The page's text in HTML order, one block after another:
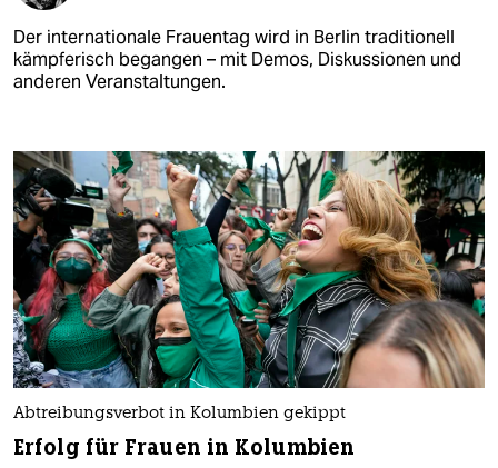
Der internationale Frauentag wird in Berlin traditionell
kämpferisch begangen – mit Demos, Diskussionen und
anderen Veranstaltungen.
Abtreibungsverbot in Kolumbien gekippt
Erfolg für Frauen in Kolumbien